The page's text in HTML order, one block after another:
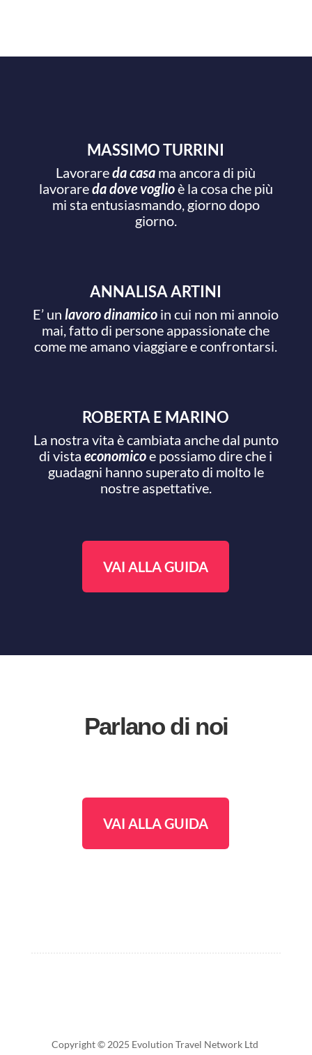
MASSIMO TURRINI
Lavorareda casa ma ancora di più
lavorareda dove voglioè la cosa che più
mi sta entusiasmando, giorno dopo
giorno.
ANNALISA ARTINI
E’ unlavoro dinamico in cui non mi annoio
mai, fatto di persone appassionate che
come me amano viaggiare e confrontarsi.
ROBERTA E MARINO
La nostra vita è cambiata anche dal punto
di vistaeconomicoe possiamo dire che i
guadagni hanno superato di molto le
nostre aspettative.
VAI ALLA GUIDA
Parlano di noi
VAI ALLA GUIDA
Copyright © 2025 Evolution Travel Network Ltd